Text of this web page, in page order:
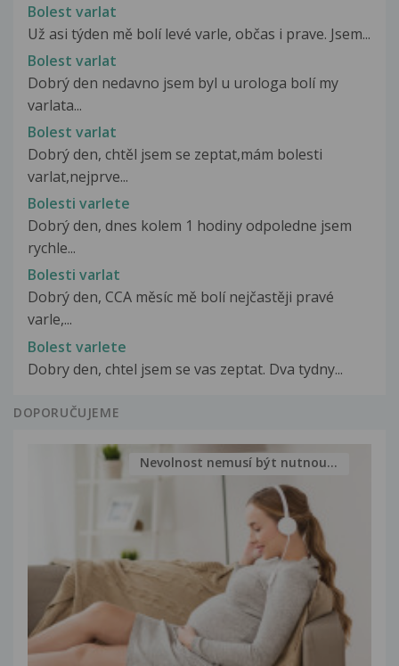
Bolest varlat
Už asi týden mě bolí levé varle, občas i prave. Jsem...
Bolest varlat
Dobrý den nedavno jsem byl u urologa bolí my
varlata...
Bolest varlat
Dobrý den, chtěl jsem se zeptat,mám bolesti
varlat,nejprve...
Bolesti varlete
Dobrý den, dnes kolem 1 hodiny odpoledne jsem
rychle...
Bolesti varlat
Dobrý den, CCA měsíc mě bolí nejčastěji pravé
varle,...
Bolest varlete
Dobry den, chtel jsem se vas zeptat. Dva tydny...
DOPORUČUJEME
Nevolnost nemusí být nutnou...